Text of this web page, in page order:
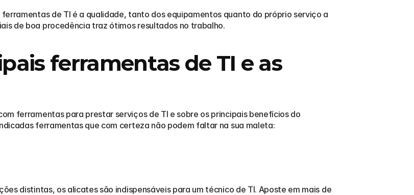
de TI é a qualidade, tanto dos equipamentos quanto do próprio serviço a
de boa procedência traz ótimos resultados no trabalho.
ferramentas de TI e as
ferramentas para prestar serviços de TI e sobre os principais benefícios do
ferramentas que com certeza não podem faltar na sua maleta:
distintas, os alicates são indispensáveis para um técnico de TI. Aposte em mais de